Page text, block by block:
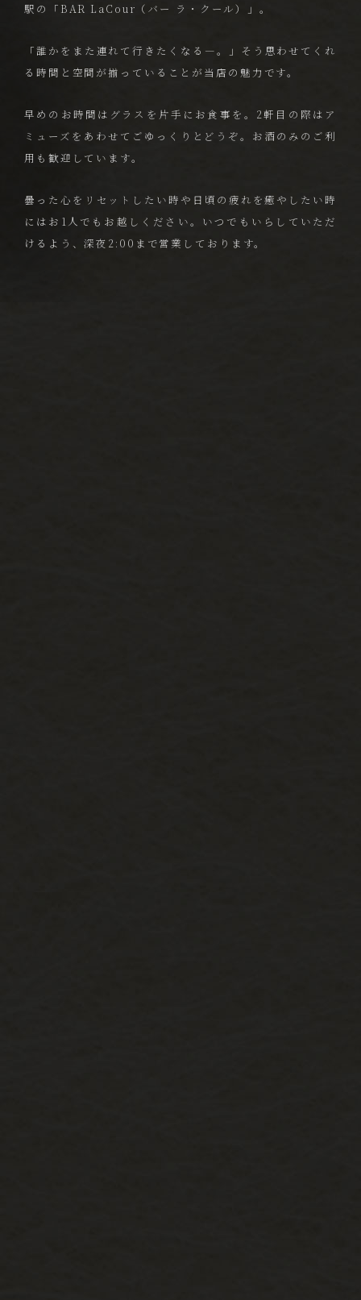
駅の「BAR LaCour（バー ラ・クール）」。
「誰かをまた連れて行きたくなる―。」
そう思わせてくれ
る時間と空間が揃っていることが当店の魅力です。
早めのお時間はグラスを片手にお食事を。 2軒目の際はア
ミューズをあわせてごゆっくりとどうぞ。 お酒のみのご利
用も歓迎しています。
曇った心をリセットしたい時や 日頃の疲れを癒やしたい時
にはお1人でもお越しください。 いつでもいらしていただ
けるよう、深夜2:00まで営業しております。